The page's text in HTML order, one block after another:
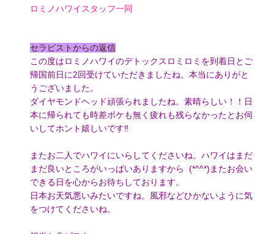
ロミノハワイスタッフ一同
セラピストからの返信
この度はロミノハワイのデトックスロミロミを到着日とご
帰国前日に2回受けていただきましたね。本当にありがと
うございました。
ダイヤモンドヘッド頑張られましたね。素晴らしい！！日
本に帰られても時差ボケも無く疲れも残らなかったとお伺
いしてホント嬉しいです‼️
またお二人でハワイにいらしてくださいね。ハワイはまだ
まだ良いところがいっぱいありますから (*^^*)またお会い
できる日を心からお待ちしております。 ️
日本お天気悪いみたいですね。風邪などひかないように気
をつけてくださいね。